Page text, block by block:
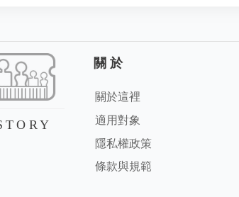
關於
關於這裡
適用對象
隱私權政策
條款與規範